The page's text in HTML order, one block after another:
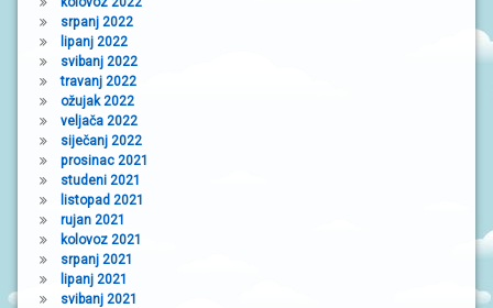
srpanj 2022
lipanj 2022
svibanj 2022
travanj 2022
ožujak 2022
veljača 2022
siječanj 2022
prosinac 2021
studeni 2021
listopad 2021
rujan 2021
kolovoz 2021
srpanj 2021
lipanj 2021
svibanj 2021